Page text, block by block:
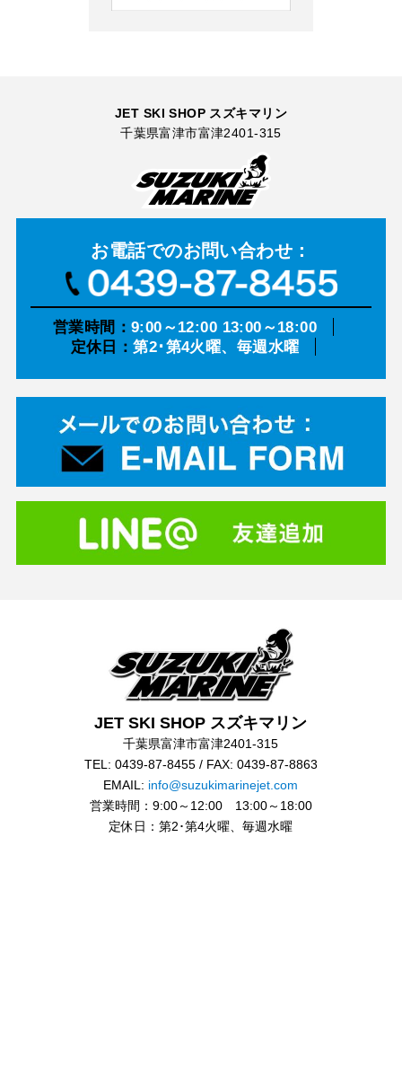
JET SKI SHOP スズキマリン
千葉県富津市富津2401-315
お電話でのお問い合わせ：
営業時間： 9:00～12:00 13:00～18:00
定休日：第2･第4火曜、毎週水曜
JET SKI SHOP スズキマリン
千葉県富津市富津2401-315
TEL: 0439-87-8455 / FAX: 0439-87-8863
EMAIL: info@suzukimarinejet.com
営業時間：9:00～12:00 13:00～18:00
定休日：第2･第4火曜、毎週水曜